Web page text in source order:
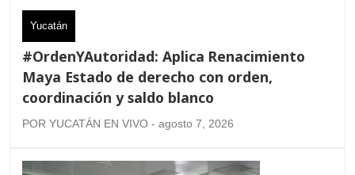
Yucatán
#OrdenYAutoridad: Aplica Renacimiento
Maya Estado de derecho con orden,
coordinación y saldo blanco
POR YUCATÁN EN VIVO - agosto 7, 2026